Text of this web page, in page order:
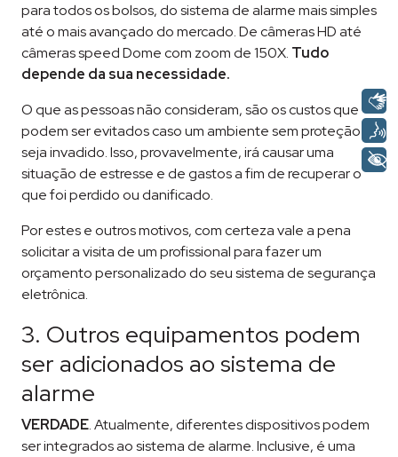
para todos os bolsos, do sistema de alarme mais simples
até o mais avançado do mercado. De câmeras HD até
câmeras speed Dome com zoom de 150X. Tudo
depende da sua necessidade.
O que as pessoas não consideram, são os custos que
podem ser evitados caso um ambiente sem proteção
seja invadido. Isso, provavelmente, irá causar uma
situação de estresse e de gastos a fim de recuperar o
que foi perdido ou danificado.
Por estes e outros motivos, com certeza vale a pena
solicitar a visita de um profissional para fazer um
orçamento personalizado do seu sistema de segurança
eletrônica.
3. Outros equipamentos podem
ser adicionados ao sistema de
alarme
VERDADE. Atualmente, diferentes dispositivos podem
ser integrados ao sistema de alarme. Inclusive, é uma